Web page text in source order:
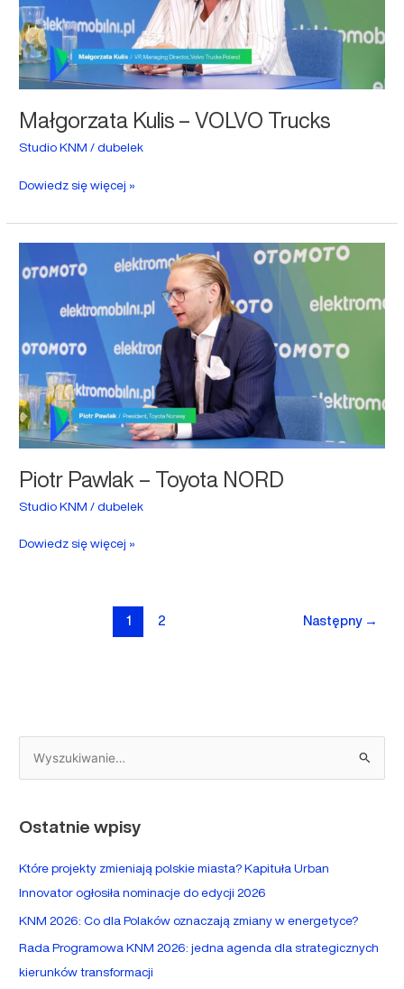
Małgorzata Kulis – VOLVO Trucks
Studio KNM /dubelek
Dowiedz się więcej »
Piotr Pawlak – Toyota NORD
Studio KNM /dubelek
Pawlak
Dowiedz się więcej »
1 2 Następny →
z
k
l
a
:
Ostatnie wpisy
Które projekty zmieniają polskie miasta? Kapituła Urban
Innovator ogłosiła nominacje do edycji 2026
KNM 2026: Co dla Polaków oznaczają zmiany w energetyce?
Rada Programowa KNM 2026: jedna agenda dla strategicznych
kierunków transformacji